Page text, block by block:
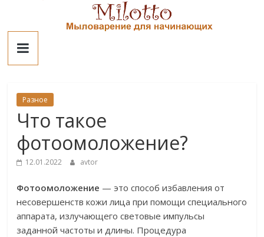
contentМилотто
Разное
Что такое
фотоомоложение?
12.01.2022 avtor
Фотоомоложение — это способ избавления от
несовершенств кожи лица при помощи специального
аппарата, излучающего световые импульсы
заданной частоты и длины. Процедура